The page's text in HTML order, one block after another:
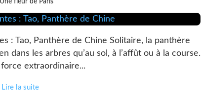
fleur de Paris
: Tao, Panthère de Chine Solitaire, la panthère
dans les arbres qu’au sol, à l’affût ou à la course.
extraordinaire...
Lire la suite